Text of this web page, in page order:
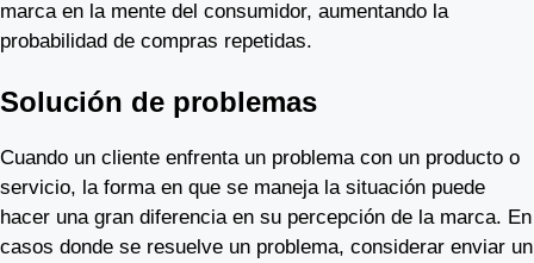
marca en la mente del consumidor, aumentando la
probabilidad de compras repetidas.
Solución de problemas
Cuando un cliente enfrenta un problema con un producto o
servicio, la forma en que se maneja la situación puede
hacer una gran diferencia en su percepción de la marca. En
casos donde se resuelve un problema, considerar enviar un